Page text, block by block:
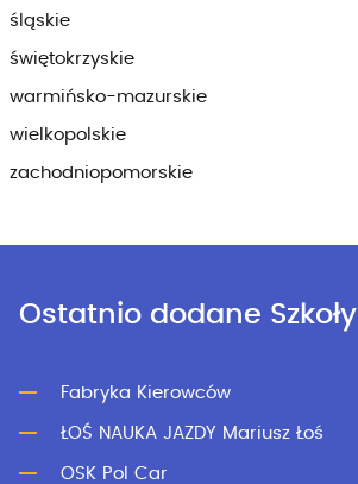
śląskie
świętokrzyskie
warmińsko-mazurskie
wielkopolskie
zachodniopomorskie
Ostatnio dodane Szkoły
Fabryka Kierowców
ŁOŚ NAUKA JAZDY Mariusz Łoś
OSK Pol Car